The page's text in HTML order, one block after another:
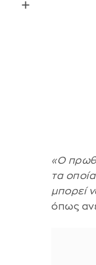
«Ο
τα
μπορεί
όπως